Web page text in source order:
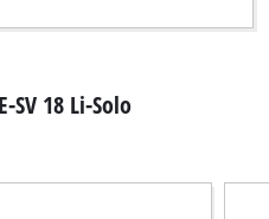
SV 18 Li-Solo